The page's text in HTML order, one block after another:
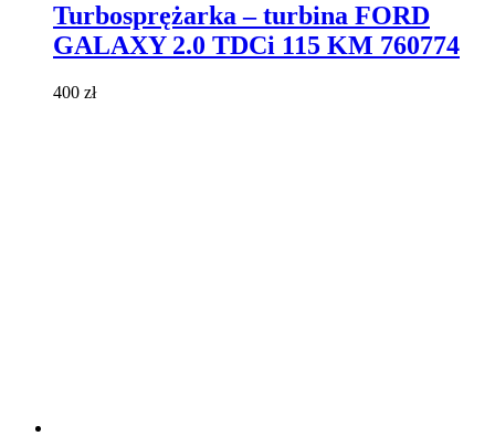
wiele
wariantów.
Turbosprężarka – turbina FORD
GALAXY 2.0 TDCi 115 KM 760774
400 zł